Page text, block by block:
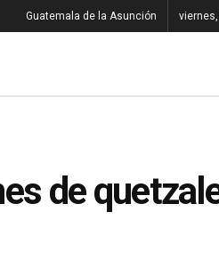
Guatemala de la Asunción
de